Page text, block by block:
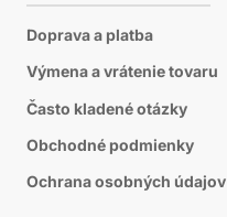
Doprava a platba
Výmena a vrátenie tovaru
Často kladené otázky
Obchodné podmienky
Ochrana osobných údajov